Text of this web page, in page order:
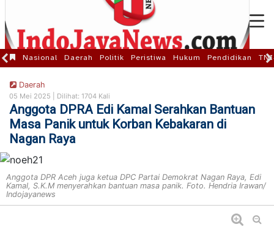
Nasional Daerah Politik Peristiwa Hukum Pendidikan
Daerah
05 Mei 2025 | Dilihat: 1704 Kali
Anggota DPRA Edi Kamal Serahkan Bantuan
Masa Panik untuk Korban Kebakaran di
Nagan Raya
Anggota DPR Aceh juga ketua DPC Partai Demokrat Nagan Raya, Edi
Kamal, S.K.M menyerahkan bantuan masa panik. Foto. Hendria Irawan/
Indojayanews